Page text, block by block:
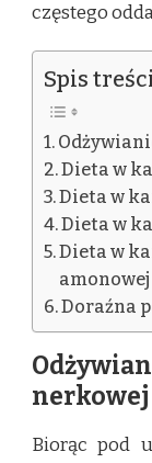
częstego
Spis
Dieta w
Dieta w
Dieta w
Dieta w
amonowej
Doraźna
nerkowej
Biorąc pod